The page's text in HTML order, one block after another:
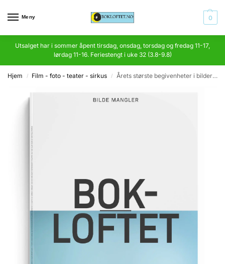
Meny 0
Utsalget har i sommer åpent tirsdag, onsdag, torsdag og fredag 11-17,
lørdag 11-16. Feriestengt i uke 32 (3.8-9.8)
Hjem / Film - foto - teater - sirkus / Årets største begivenheter i bilder 1982